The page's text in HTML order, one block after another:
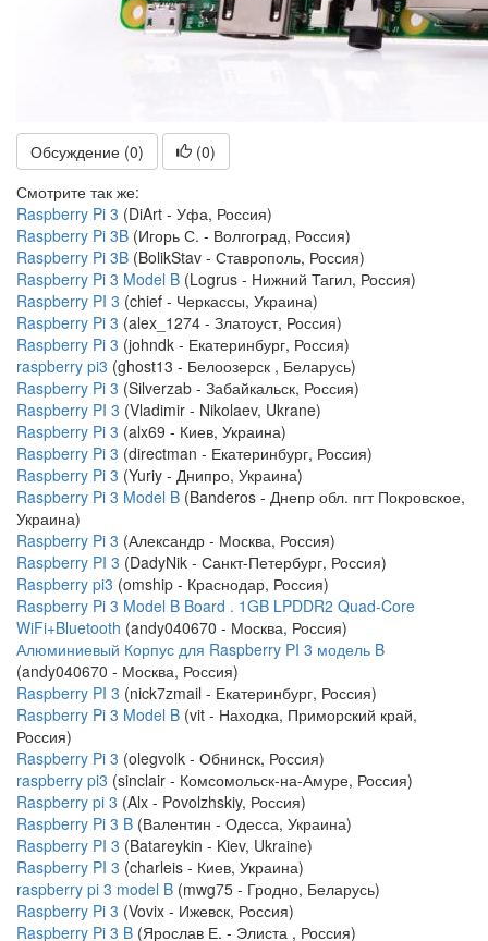
Обсуждение (0) (0)
Смотрите так же:
Raspberry Pi 3 (DiArt - Уфа, Россия)
Raspberry Pi 3B (Игорь С. - Волгоград, Россия)
Raspberry Pi 3B (BolikStav - Ставрополь, Россия)
Raspberry Pi 3 Model B (Logrus - Нижний Тагил, Россия)
Raspberry PI 3 (chief - Черкассы, Украина)
Raspberry Pi 3 (alex_1274 - Златоуст, Россия)
Raspberry Pi 3 (johndk - Екатеринбург, Россия)
raspberry pi3 (ghost13 - Белоозерск , Беларусь)
Raspberry Pi 3 (Silverzab - Забайкальск, Россия)
Raspberry PI 3 (Vladimir - Nikolaev, Ukrane)
Raspberry Pi 3 (alx69 - Киев, Украина)
Raspberry Pi 3 (directman - Екатеринбург, Россия)
Raspberry Pi 3 (Yuriy - Днипро, Украина)
Raspberry Pi 3 Model B (Banderos - Днепр обл. пгт Покровское,
Украина)
Raspberry Pi 3 (Александр - Москва, Россия)
Raspberry PI 3 (DadyNik - Санкт-Петербург, Россия)
Raspberry pi3 (omship - Краснодар, Россия)
Raspberry Pi 3 Model B Board . 1GB LPDDR2 Quad-Core
WiFi+Bluetooth (andy040670 - Москва, Россия)
Алюминиевый Корпус для Raspberry PI 3 модель B
(andy040670 - Москва, Россия)
Raspberry PI 3 (nick7zmail - Екатеринбург, Россия)
Raspberry Pi 3 Model B (vit - Находка, Приморский край,
Россия)
Raspberry Pi 3 (olegvolk - Обнинск, Россия)
raspberry pi3 (sinclair - Комсомольск-на-Амуре, Россия)
Raspberry pi 3 (Alx - Povolzhskiy, Россия)
Raspberry Pi 3 B (Валентин - Одесса, Украина)
Raspberry PI 3 (Batareykin - Kiev, Ukraine)
Raspberry PI 3 (charleis - Киев, Украина)
raspberry pi 3 model B (mwg75 - Гродно, Беларусь)
Raspberry Pi 3 (Vovix - Ижевск, Россия)
Raspberry Pi 3 B (Ярослав Е. - Элиста , Россия)